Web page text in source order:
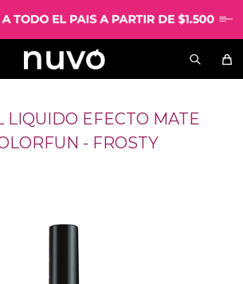
LIQUIDO EFECTO MATE
- FROSTY